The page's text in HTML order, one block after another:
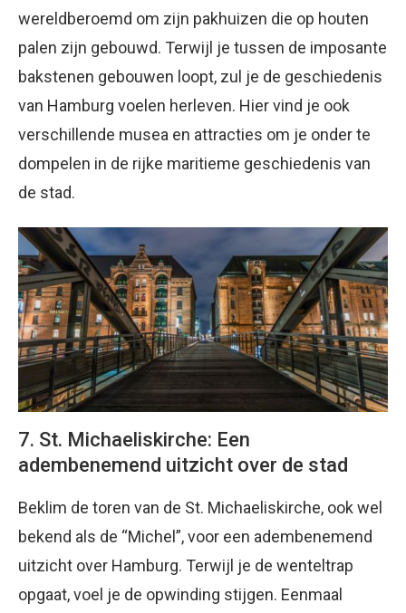
wereldberoemd om zijn pakhuizen die op houten
palen zijn gebouwd. Terwijl je tussen de imposante
bakstenen gebouwen loopt, zul je de geschiedenis
van Hamburg voelen herleven. Hier vind je ook
verschillende musea en attracties om je onder te
dompelen in de rijke maritieme geschiedenis van
de stad.
7. St. Michaeliskirche: Een
adembenemend uitzicht over de stad
Beklim de toren van de St. Michaeliskirche, ook wel
bekend als de “Michel”, voor een adembenemend
uitzicht over Hamburg. Terwijl je de wenteltrap
opgaat, voel je de opwinding stijgen. Eenmaal